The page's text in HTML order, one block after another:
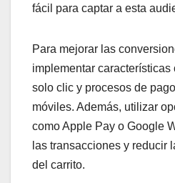
fácil para captar a esta
Para mejorar las
implementar características
solo clic y procesos de
móviles. Además, utilizar
como Apple Pay o Google
las transacciones y reducir
del carrito.